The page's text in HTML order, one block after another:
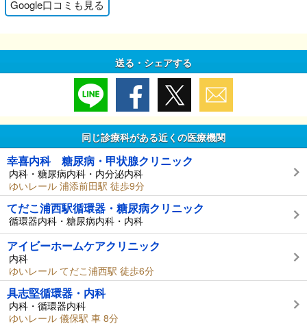
Google口コミも見る
送る・シェアする
同じ診療科がある近くの医療機関
幸喜内科 糖尿病・甲状腺クリニック
内科・糖尿病内科・内分泌内科
ゆいレール 浦添前田駅 徒歩9分
てだこ浦西駅循環器・糖尿病クリニック
循環器内科・糖尿病内科・内科
アイビーホームケアクリニック
内科
ゆいレール てだこ浦西駅 徒歩6分
具志堅循環器・内科
内科・循環器内科
ゆいレール 儀保駅 車 8分